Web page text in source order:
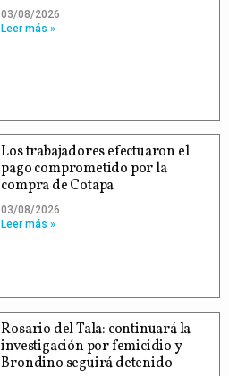
03/08/2026
Leer más »
Los trabajadores efectuaron el
pago comprometido por la
compra de Cotapa
03/08/2026
Leer más »
Rosario del Tala: continuará la
investigación por femicidio y
Brondino seguirá detenido